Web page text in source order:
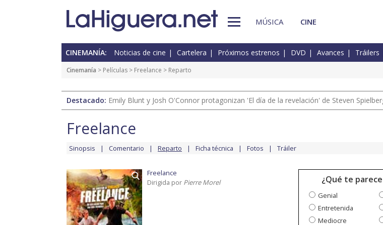
MÚSICA CINE
CINEMANÍA: Noticias de cine Cartelera Próximos estrenos DVD Avances Tráilers
Cinemanía > Películas > Freelance > Reparto
Destacado: Emily Blunt y Josh O'Connor protagonizan 'El día de la revelación' de Steven
Freelance
Sinopsis Comentario Reparto Ficha técnica Fotos Tráiler
Freelance
Dirigida por Pierre Morel ¿Qué te
Genial
Entretenida
Mediocre